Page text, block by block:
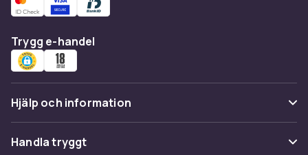
Trygg e-handel
Hjälp och information
Vanliga frågor
Handla tryggt